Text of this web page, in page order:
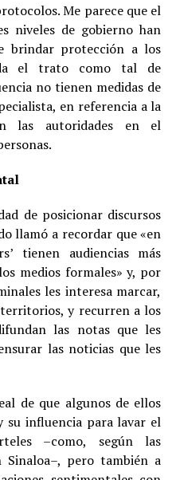
Me parece que el
niveles de gobierno han
brindar protección a los
el trato como tal de
no tienen medidas de
en referencia a la
las autoridades en el
de posicionar discursos
llamó a recordar que «en
tienen audiencias más
medios formales» y, por
les interesa marcar,
y recurren a los
las notas que les
las noticias que les
de que algunos de ellos
su influencia para lavar el
–como, según las
Sinaloa–, pero también a